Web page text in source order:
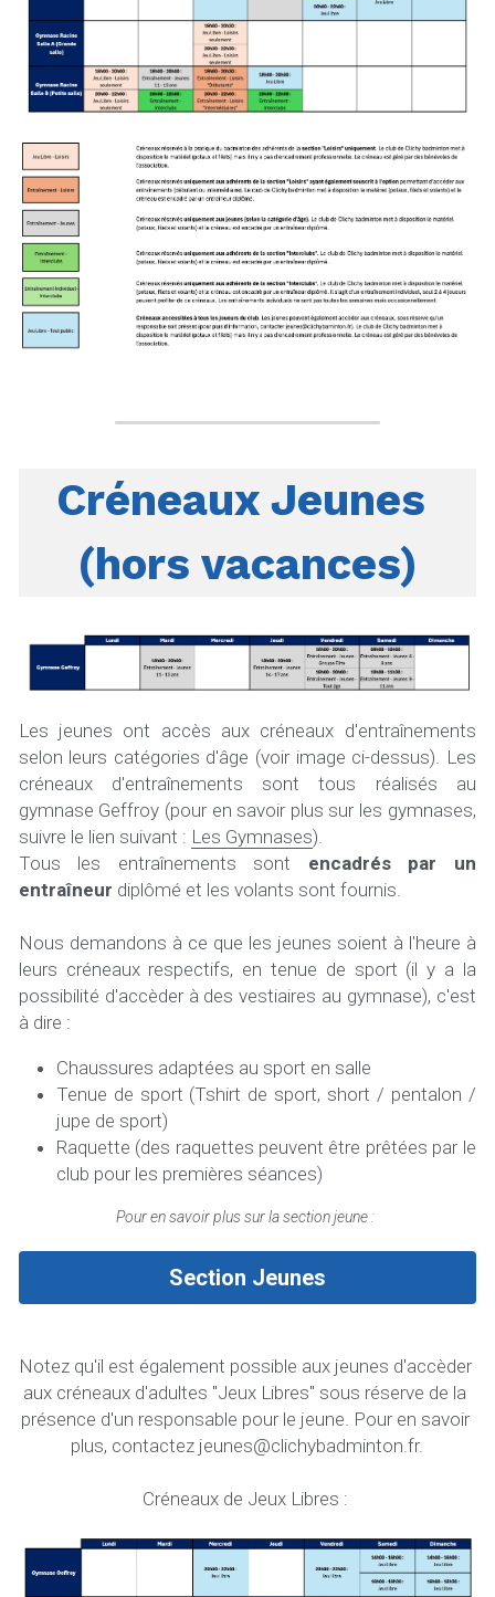
(hors vacances)
Les jeunes ont accès aux créneaux d'entraînements
selon leurs catégories d'âge (voir image ci-dessus). Les
créneaux d'entraînements sont tous réalisés au
gymnase Geffroy (pour en savoir plus sur les gymnases,
suivre le lien suivant : Les Gymnases).
Tous les entraînements sont encadrés par un
entraîneur diplômé et les volants sont fournis.
Nous demandons à ce que les jeunes soient à l'heure à
leurs créneaux respectifs, en tenue de sport (il y a la
possibilité d'accèder à des vestiaires au gymnase), c'est
à dire :
Chaussures adaptées au sport en salle
Tenue de sport (Tshirt de sport, short / pentalon /
jupe de sport)
Raquette (des raquettes peuvent être prêtées par le
club pour les premières séances)
Pour en savoir plus sur la section jeune :
Section Jeunes
Notez qu'il est également possible aux jeunes d'accèder
aux créneaux d'adultes "Jeux Libres" sous réserve de la
présence d'un responsable pour le jeune. Pour en savoir
plus, contactez jeunes@clichybadminton.fr.
Créneaux de Jeux Libres :